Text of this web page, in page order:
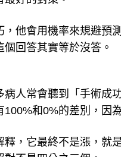
他會用機率來規避預
回答其實等於沒答。
人常會聽到「手術成
和0%的差別，因
，它最終不是漲，就